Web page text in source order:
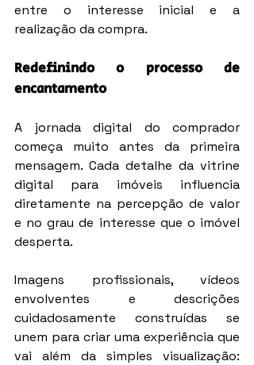
entre o interesse inicial e a
realização da compra.
Redefinindo o processo de
encantamento
A jornada digital do comprador
começa muito antes da primeira
mensagem. Cada detalhe da vitrine
digital para imóveis influencia
diretamente na percepção de valor
e no grau de interesse que o imóvel
desperta.
Imagens profissionais, vídeos
envolventes e descrições
cuidadosamente construídas se
unem para criar uma experiência que
vai além da simples visualização: